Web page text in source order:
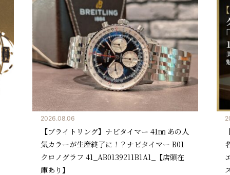
2026.08.03
【グラスヒュッテ・オリジナル】生産終了の
名作 グラスヒュッテ・オリジナル「セネタ・
エクセレンス｜美しき針が魅せる至高のドレ
スウォッチ_W1301010261